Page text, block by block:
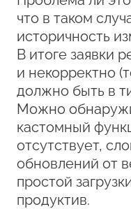
что в таком
историчность
В итоге заявки
и некорректно
должно быть в
Можно
кастомный
отсутствует,
обновлений от
простой
продуктив.